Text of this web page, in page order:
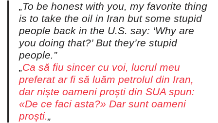
„To be honest with you, my favorite thing
is to take the oil in Iran but some stupid
people back in the U.S. say: ‘Why are
you doing that?’ But they’re stupid
people.”
„Ca să fiu sincer cu voi, lucrul meu
preferat ar fi să luăm petrolul din Iran,
dar niște oameni proști din SUA spun:
«De ce faci asta?» Dar sunt oameni
proști.„